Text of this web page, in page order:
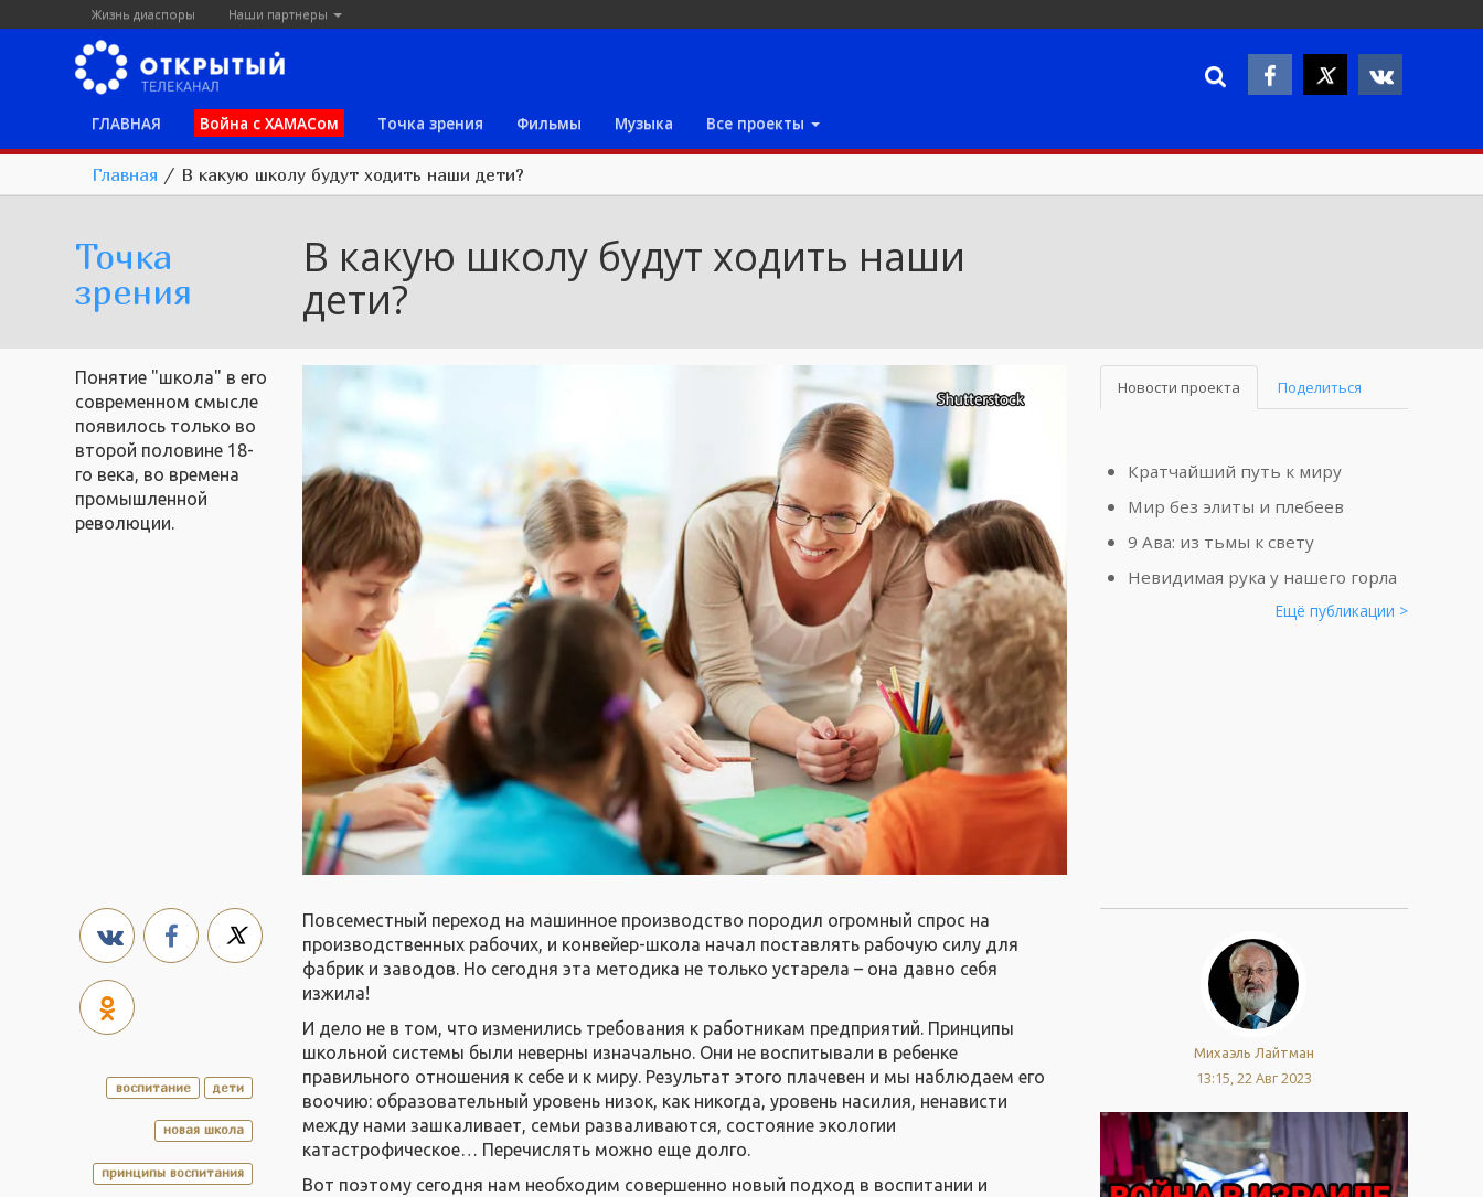
Жизнь диаспоры Наши партнеры
ГЛАВНАЯ Война с ХАМАСом Точка зрения Фильмы Музыка Все проекты
Главная / В какую школу будут ходить наши дети?
Точка
зрения
В какую школу будут ходить наши
дети?
Понятие "школа" в его
современном смысле
появилось только во
второй половине 18-
го века, во времена
промышленной
революции.
Новости проекта Поделиться
Кратчайший путь к миру
Мир без элиты и плебеев
9 Ава: из тьмы к свету
Невидимая рука у нашего горла
Ещё публикации >
воспитание дети
новая школа
принципы воспитания
Повсеместный переход на машинное производство породил огромный спрос на
производственных рабочих, и конвейер-школа начал поставлять рабочую силу для
фабрик и заводов. Но сегодня эта методика не только устарела – она давно себя
изжила!
И дело не в том, что изменились требования к работникам предприятий. Принципы
школьной системы были неверны изначально. Они не воспитывали в ребенке
правильного отношения к себе и к миру. Результат этого плачевен и мы наблюдаем его
воочию: образовательный уровень низок, как никогда, уровень насилия, ненависти
между нами зашкаливает, семьи разваливаются, состояние экологии
катастрофическое… Перечислять можно еще долго.
Вот поэтому сегодня нам необходим совершенно новый подход в воспитании и
Михаэль Лайтман
13:15, 22 Авг 2023